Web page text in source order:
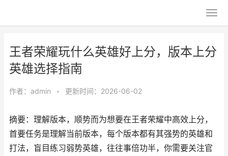
王者荣耀玩什么英雄好上分，版本上分
英雄选择指南
作者： admin • 更新时间：2026-06-02
摘要：理解版本，顺势而为想要在王者荣耀中高效上分，
首要任务是理解当前版本，每个版本都有其强势的英雄和
打法，盲目练习弱势英雄，往往事倍功半，你需要关注官